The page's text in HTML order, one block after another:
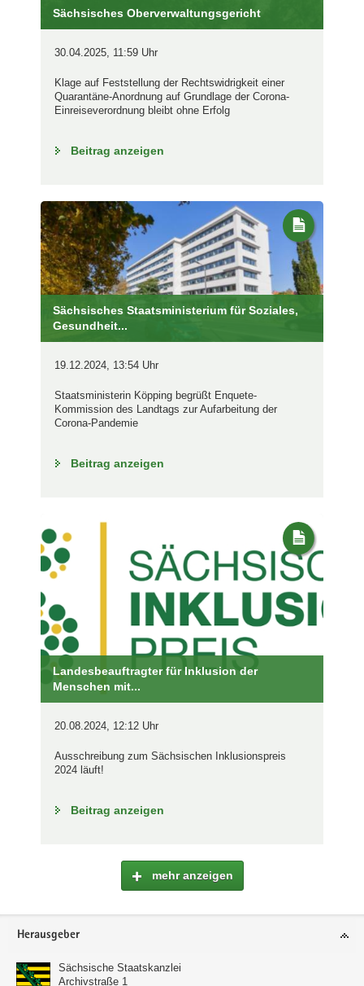
Sächsisches Oberverwaltungsgericht
30.04.2025, 11:59 Uhr
Klage auf Feststellung der Rechtswidrigkeit einer
Quarantäne-Anordnung auf Grundlage der Corona-
Einreiseverordnung bleibt ohne Erfolg
Beitrag anzeigen
Sächsisches Staatsministerium für Soziales,
Gesundheit...
19.12.2024, 13:54 Uhr
Staatsministerin Köpping begrüßt Enquete-
Kommission des Landtags zur Aufarbeitung der
Corona-Pandemie
Beitrag anzeigen
Landesbeauftragter für Inklusion der
Menschen mit...
20.08.2024, 12:12 Uhr
Ausschreibung zum Sächsischen Inklusionspreis
2024 läuft!
Beitrag anzeigen
mehr anzeigen
Footer-
Herausgeber
Sächsische Staatskanzlei
Archivstraße 1